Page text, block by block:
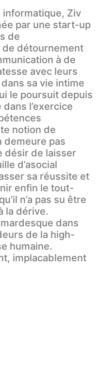
informatique, Ziv
par une start-up
de
détournement
à de
avec leurs
sa vie intime
le poursuit depuis
dans l’exercice
notion de
demeure pas
désir de laisser
d’asocial
sa réussite et
enfin le tout-
n’a pas su être
la dérive.
dans
de la high-
humaine.
implacablement